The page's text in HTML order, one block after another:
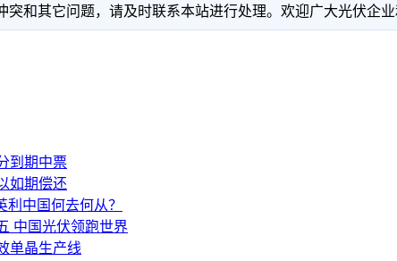
和其它问题，请及时联系本站进行处理。欢迎广大光伏企业
到期中票
如期偿还
利中国何去何从？
中国光伏领跑世界
单晶生产线